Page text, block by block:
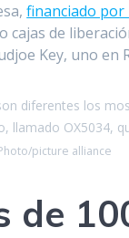
financiado por
cajas de
Key, uno en
diferentes los
llamado OX5034,
picture alliance
de